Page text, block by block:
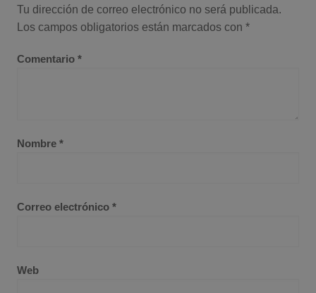
Tu dirección de correo electrónico no será publicada.
Los campos obligatorios están marcados con *
Comentario *
Nombre *
Correo electrónico *
Web